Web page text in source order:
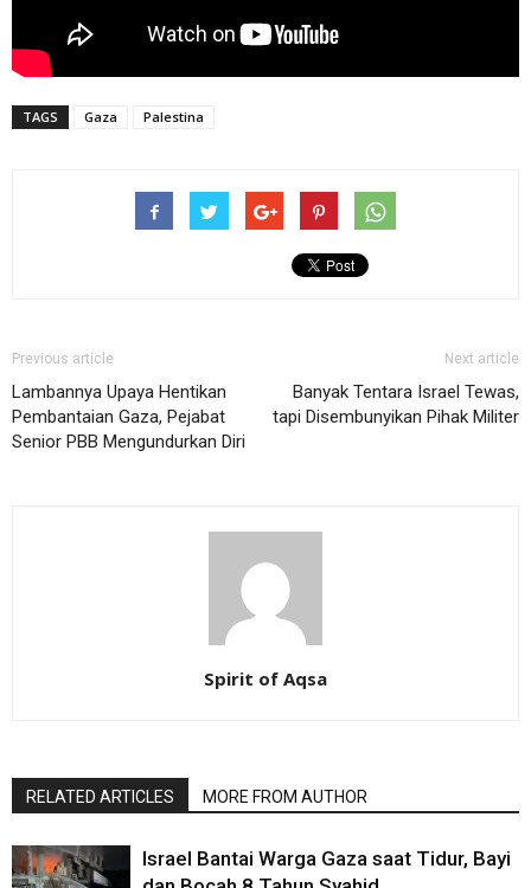
TAGS Gaza Palestina
Previous article
Lambannya Upaya Hentikan
Pembantaian Gaza, Pejabat
Senior PBB Mengundurkan Diri
Next article
Banyak Tentara Israel Tewas,
tapi Disembunyikan Pihak Militer
Spirit of Aqsa
RELATED ARTICLES MORE FROM AUTHOR
Israel Bantai Warga Gaza saat Tidur, Bayi